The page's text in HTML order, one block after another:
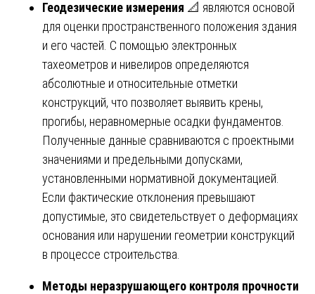
Геодезические измерения 📐 являются основой
для оценки пространственного положения здания
и его частей. С помощью электронных
тахеометров и нивелиров определяются
абсолютные и относительные отметки
конструкций, что позволяет выявить крены,
прогибы, неравномерные осадки фундаментов.
Полученные данные сравниваются с проектными
значениями и предельными допусками,
установленными нормативной документацией.
Если фактические отклонения превышают
допустимые, это свидетельствует о деформациях
основания или нарушении геометрии конструкций
в процессе строительства.
Методы неразрушающего контроля прочности